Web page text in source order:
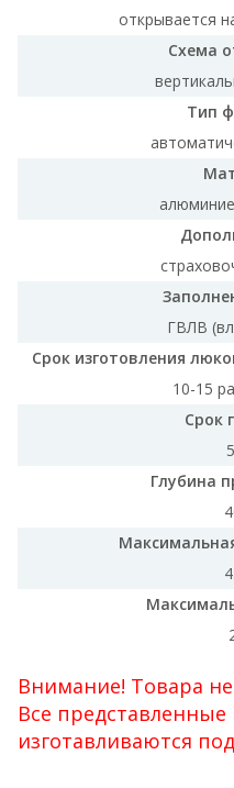
открывается
Схема
Тип
ГВЛВ
Срок изготовления
10-15
Срок
Глубина
Внимание! Товара
Все
изготавливаются